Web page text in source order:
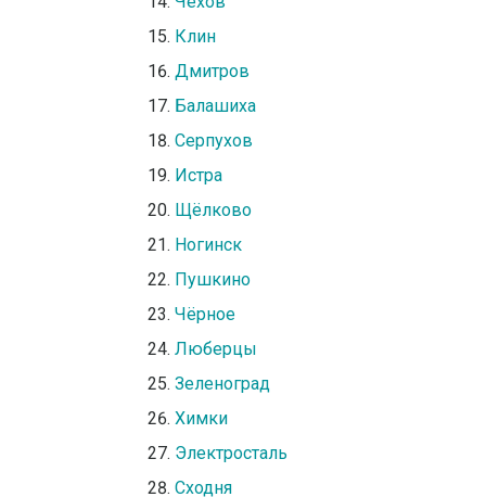
Клин
Дмитров
Балашиха
Серпухов
Истра
Щёлково
Ногинск
Пушкино
Чёрное
Люберцы
Зеленоград
Химки
Электросталь
Сходня